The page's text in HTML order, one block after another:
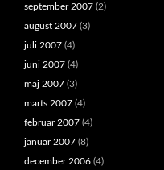
september 2007 (2)
august 2007 (3)
juli 2007 (4)
juni 2007 (4)
maj 2007 (3)
marts 2007 (4)
februar 2007 (4)
januar 2007 (8)
december 2006 (4)